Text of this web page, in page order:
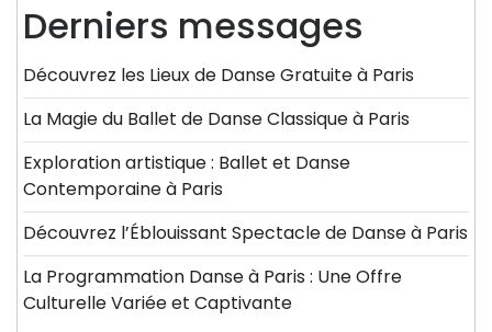
Derniers messages
Découvrez les Lieux de Danse Gratuite à Paris
La Magie du Ballet de Danse Classique à Paris
Exploration artistique : Ballet et Danse
Contemporaine à Paris
Découvrez l’Éblouissant Spectacle de Danse à Paris
La Programmation Danse à Paris : Une Offre
Culturelle Variée et Captivante